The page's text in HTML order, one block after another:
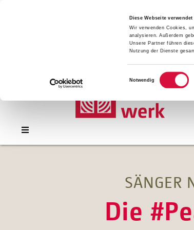
Diese Webseite
Wir verwenden Cookies,
analysieren. Außerdem
Unsere Partner führen
Nutzung der Dienste
Einwilligungsauswahl
Notwendig
SÄNGER
Die